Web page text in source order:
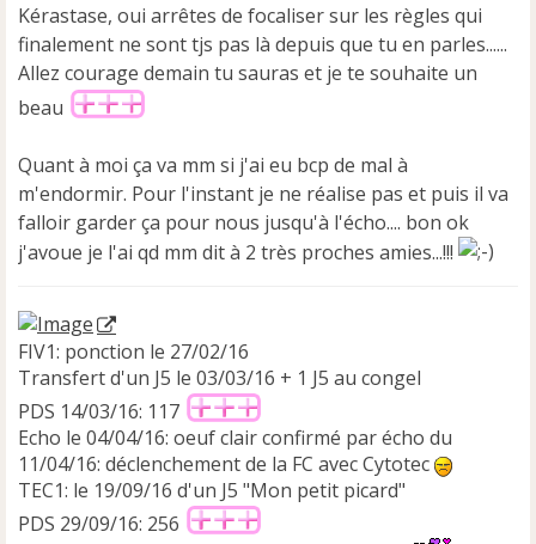
Kérastase, oui arrêtes de focaliser sur les règles qui
finalement ne sont tjs pas là depuis que tu en parles......
Allez courage demain tu sauras et je te souhaite un
beau
Quant à moi ça va mm si j'ai eu bcp de mal à
m'endormir. Pour l'instant je ne réalise pas et puis il va
falloir garder ça pour nous jusqu'à l'écho.... bon ok
j'avoue je l'ai qd mm dit à 2 très proches amies...!!!
FIV1: ponction le 27/02/16
Transfert d'un J5 le 03/03/16 + 1 J5 au congel
PDS 14/03/16: 117
Echo le 04/04/16: oeuf clair confirmé par écho du
11/04/16: déclenchement de la FC avec Cytotec
TEC1: le 19/09/16 d'un J5 "Mon petit picard"
PDS 29/09/16: 256